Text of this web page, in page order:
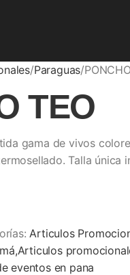
Paraguas
TEO
gama de vivos
Talla única
Articulos
eventos en pana